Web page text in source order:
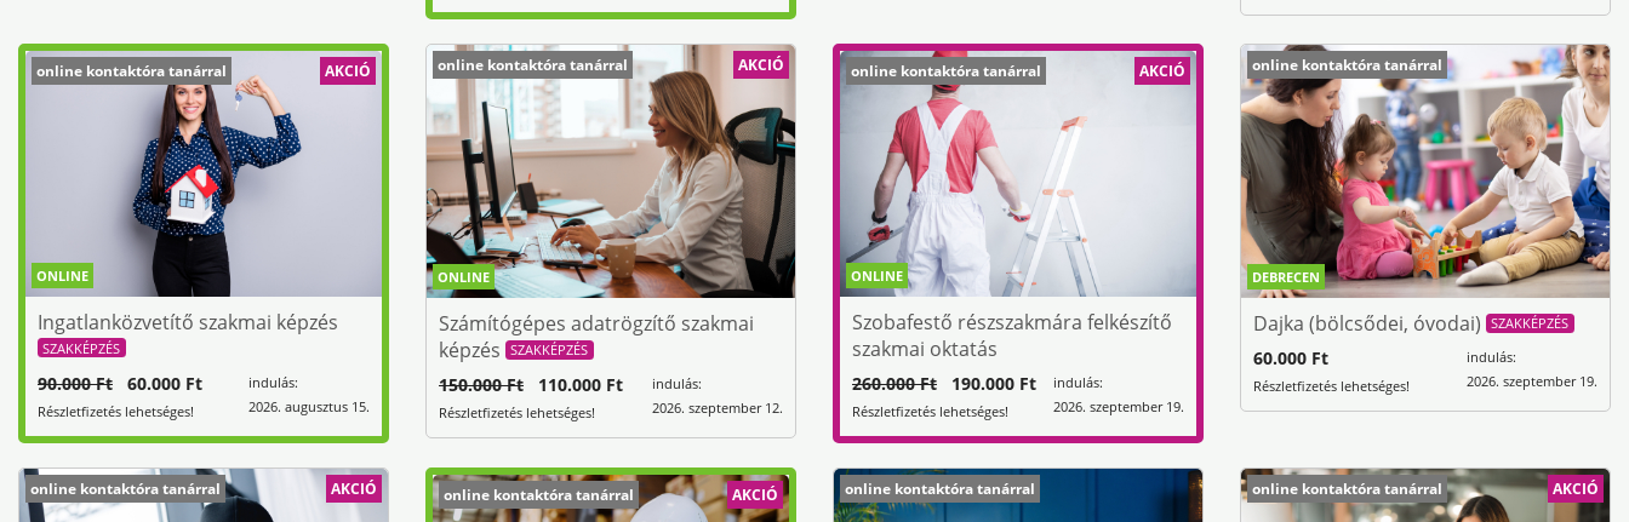
ONLINE
online kontaktóra tanárral AKCIÓ
Ingatlanközvetítő szakmai képzés
SZAKKÉPZÉS
indulás:
2026. augusztus 15.
90.000 Ft 60.000 Ft
Részletfizetés lehetséges!
ONLINE
online kontaktóra tanárral AKCIÓ
Számítógépes adatrögzítő szakmai
képzés
SZAKKÉPZÉS
indulás:
2026. szeptember 12.
150.000 Ft 110.000 Ft
Részletfizetés lehetséges!
ONLINE
online kontaktóra tanárral AKCIÓ
Szobafestő részszakmára felkészítő
szakmai oktatás
indulás:
2026. szeptember 19.
260.000 Ft 190.000 Ft
Részletfizetés lehetséges!
DEBRECEN
online kontaktóra tanárral
Dajka (bölcsődei, óvodai)
SZAKKÉPZÉS
indulás:
2026. szeptember 19.
60.000 Ft
Részletfizetés lehetséges!
online kontaktóra tanárral AKCIÓ online kontaktóra tanárral AKCIÓ online kontaktóra tanárral online kontaktóra tanárral AKCIÓ